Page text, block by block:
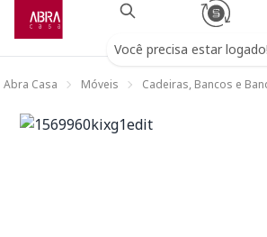
Você precisa estar logado!
Abra Casa Móveis Cadeiras, Bancos e